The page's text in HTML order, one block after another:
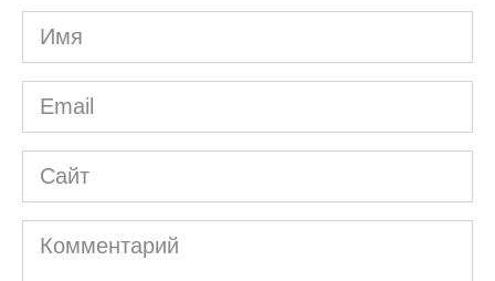
Имя
*
Email
*
Сайт
Комментарий